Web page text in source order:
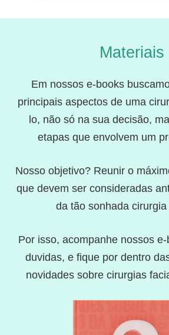
Materiais
Em nossos e-books
principais aspectos de uma
lo, não só na sua decisão,
etapas que envolvem um
Nosso objetivo? Reunir o
que devem ser consideradas
da tão sonhada
Por isso, acompanhe nossos
duvidas, e fique por dentro
novidades sobre cirurgias